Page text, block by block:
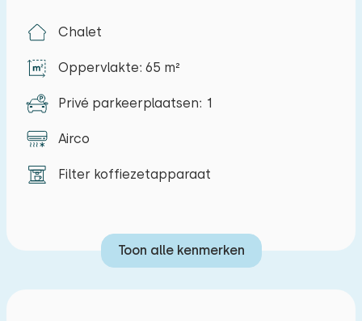
Chalet
Oppervlakte: 65 m²
Privé parkeerplaatsen: 1
Airco
Filter koffiezetapparaat
Toon alle kenmerken